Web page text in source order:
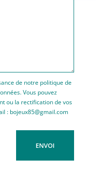
de notre politique de
Vous pouvez
ou la rectification de vos
: bojeux85@gmail.com
ENVOI